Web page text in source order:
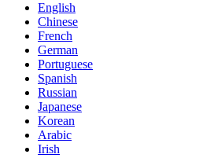
English
Chinese
French
German
Portuguese
Spanish
Russian
Japanese
Korean
Arabic
Irish